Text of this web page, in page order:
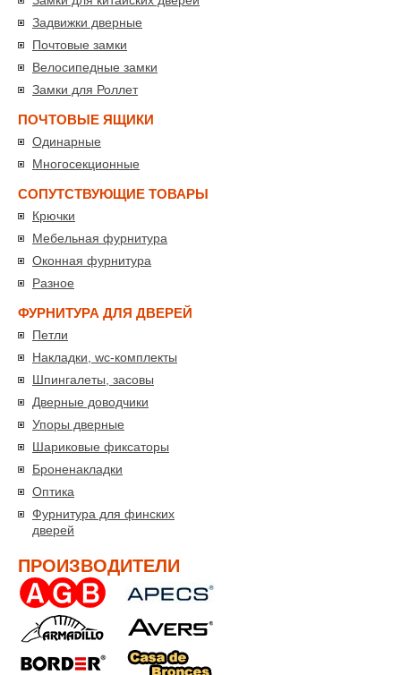
Задвижки дверные
Почтовые замки
Велосипедные замки
Замки для Роллет
ПОЧТОВЫЕ ЯЩИКИ
Одинарные
Многосекционные
СОПУТСТВУЮЩИЕ ТОВАРЫ
Крючки
Мебельная фурнитура
Оконная фурнитура
Разное
ФУРНИТУРА ДЛЯ ДВЕРЕЙ
Петли
Накладки, wc-комплекты
Шпингалеты, засовы
Дверные доводчики
Упоры дверные
Шариковые фиксаторы
Броненакладки
Оптика
Фурнитура для финских
дверей
ПРОИЗВОДИТЕЛИ